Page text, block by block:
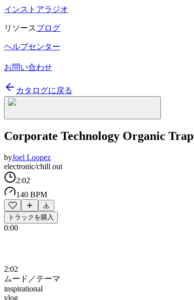
インストアラジオ
リソースブログ
ヘルプセンター
お問い合わせ
カタログに戻る
Corporate Technology Organic Trap
byJoel Loopez
electronic/chill out
2:02
140 BPM
トラックを購入
0:00
2:02
ムード／テーマ
inspirational
vlog